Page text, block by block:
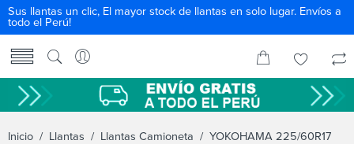
Sus llantas un clic, El mayor stock de llantas en solo lugar. Envíos a
todo el Perú!
Inicio / Llantas / Llantas Camioneta / YOKOHAMA 225/60R17